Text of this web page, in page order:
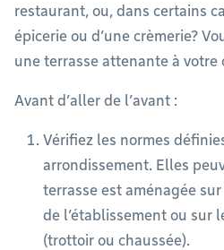
restaurant, ou, dans certains
épicerie ou d’une crèmerie?
une terrasse attenante à votre
Avant d’aller de l’avant :
Vérifiez les normes
arrondissement. Elles
terrasse est aménagée
de l’établissement ou sur
(trottoir ou chaussée).